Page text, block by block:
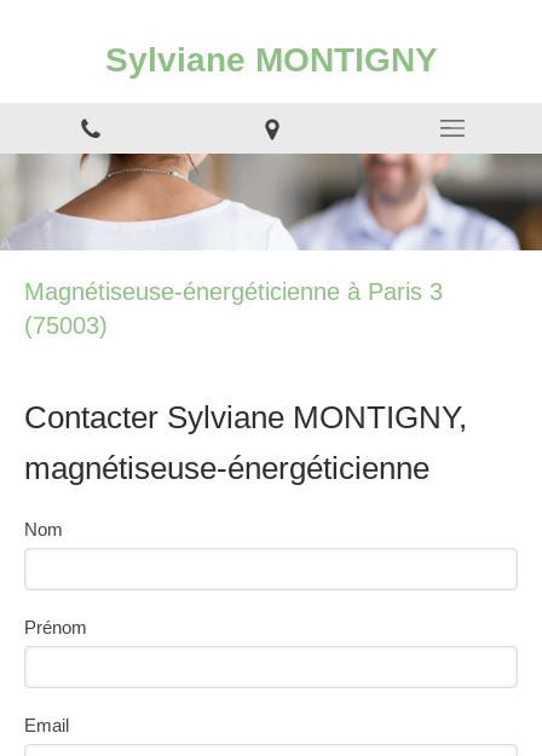
Sylviane MONTIGNY
Magnétiseuse-énergéticienne à Paris 3
(75003)
Contacter Sylviane MONTIGNY,
magnétiseuse-énergéticienne
Nom
Prénom
Email